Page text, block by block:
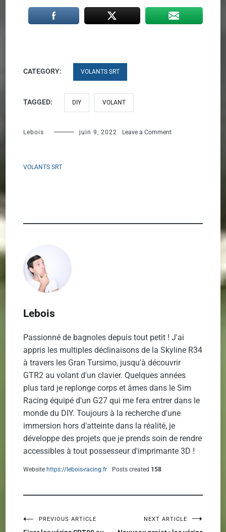
CATEGORY: VOLANTS SRT
TAGGED: DIY VOLANT
Lebois juin 9, 2022 Leave a Commenton
Simucube
VOLANTS SRT
Lebois
Passionné de bagnoles depuis tout petit ! J'ai
appris les multiples déclinaisons de la Skyline R34
à travers les Gran Tursimo, jusqu'à découvrir
GTR2 au volant d'un clavier. Quelques années
plus tard je replonge corps et âmes dans le Sim
Racing équipé d'un G27 qui me fera entrer dans le
monde du DIY. Toujours à la recherche d'une
immersion hors d'atteinte dans la réalité, je
développe des projets que je prends soin de rendre
accessibles à tout possesseur d'imprimante 3D !
Website https://lebois-racing.fr Posts created 158
PREVIOUS ARTICLE NEXT ARTICLE